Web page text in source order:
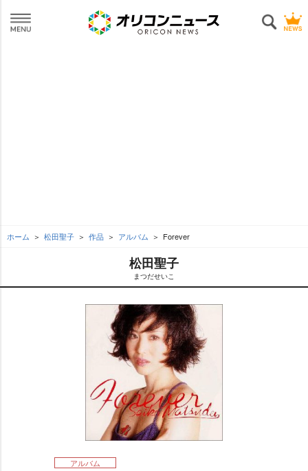
ホーム 松田聖子 作品 アルバム Forever
松田聖子
まつだせいこ
アルバム